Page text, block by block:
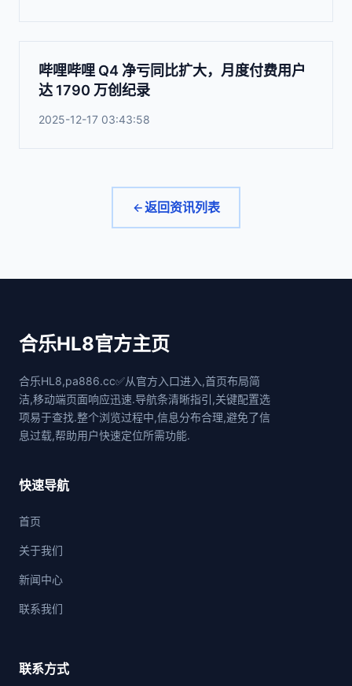
哔哩哔哩 Q4 净亏同比扩大，月度付费用户
达 1790 万创纪录
2025-12-17 03:43:58
返回资讯列表
合乐HL8官方主页
合乐HL8,pa886.cc✅从官方入口进入,首页布局简
洁,移动端页面响应迅速.导航条清晰指引,关键配置选
项易于查找.整个浏览过程中,信息分布合理,避免了信
息过载,帮助用户快速定位所需功能.
快速导航
首页
关于我们
新闻中心
联系我们
联系方式